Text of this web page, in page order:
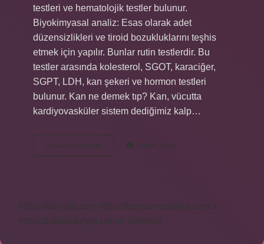
testleri ve hematolojik testler bulunur.
Biyokimyasal analiz: Esas olarak adet
düzensizlikleri ve tiroid bozukluklarını teşhis
etmek için yapılır. Bunlar rutin testlerdir. Bu
testler arasında kolesterol, SGOT, karaciğer,
SGPT, LDH, kan şekeri ve hormon testleri
bulunur. Kan ne demek tıp? Kan, vücutta
kardiyovasküler sistem dediğimiz kalp…
Devamını okuyun
Ne
Yorum Bırak
https://obirsite.com
https://beysanmobilya.com.tr
https://bastdebriyaj.com.tr Sitemap